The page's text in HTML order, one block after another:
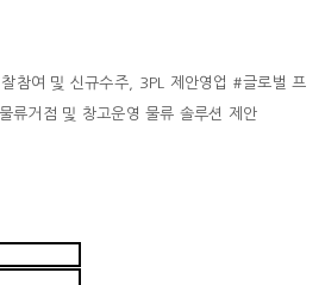
참여 및 신규수주, 3PL 제안영업 #글로벌 프
류거점 및 창고운영 물류 솔루션 제안